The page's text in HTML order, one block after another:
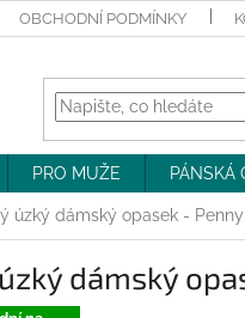
OBCHODNÍ PODMÍNKY
PRO MUŽE PÁNSKÁ
úzký dámský opasek -
dámský